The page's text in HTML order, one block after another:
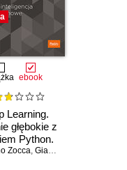
ebook
Learning.
głębokie z
Python.
Zocca, Gianmario Spacagna